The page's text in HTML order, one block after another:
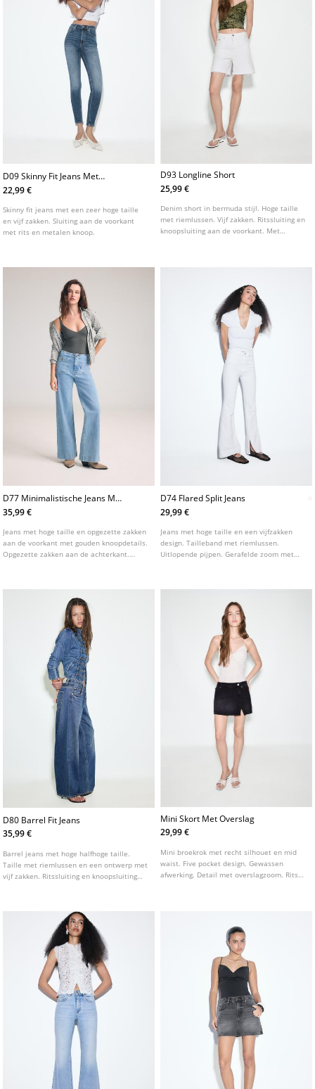
D09 Skinny Fit Jeans Met
Superhoge Taille
22,99 €
Skinny fit jeans met een zeer hoge taille
en vijf zakken. Sluiting aan de voorkant
met rits en metalen knoop.
D93 Longline Short
25,99 €
Denim short in bermuda stijl. Hoge taille
met riemlussen. Vijf zakken. Ritssluiting en
knoopsluiting aan de voorkant. Met
D77 Minimalistische Jeans Met
Zakken
35,99 €
Jeans met hoge taille en opgezette zakken
aan de voorkant met gouden knoopdetails.
Opgezette zakken aan de achterkant.
knoop. Verkrijgbaar in verschillende
D74 Flared Split Jeans
29,99 €
Jeans met hoge taille en een vijfzakken
design. Tailleband met riemlussen.
Uitlopende pijpen. Gerafelde zoom met
verschillende kleuren.
D80 Barrel Fit Jeans
35,99 €
Barrel jeans met hoge halfhoge taille.
Taille met riemlussen en een ontwerp met
vijf zakken. Ritssluiting en knoopsluiting
Mini Skort Met Overslag
29,99 €
Mini broekrok met recht silhouet en mid
waist. Five pocket design. Gewassen
afwerking. Detail met overslagzoom. Rits